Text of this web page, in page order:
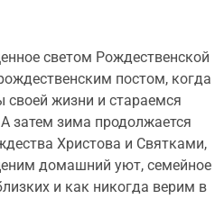
светом Рождественской
постом, когда
жизни и стараемся
затем зима продолжается
Христова и Святками,
домашний уют, семейное
и как никогда верим в